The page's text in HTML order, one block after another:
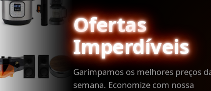
Ofertas
Imperdíveis
Garimpamos os melhores preços
semana. Economize com nossa